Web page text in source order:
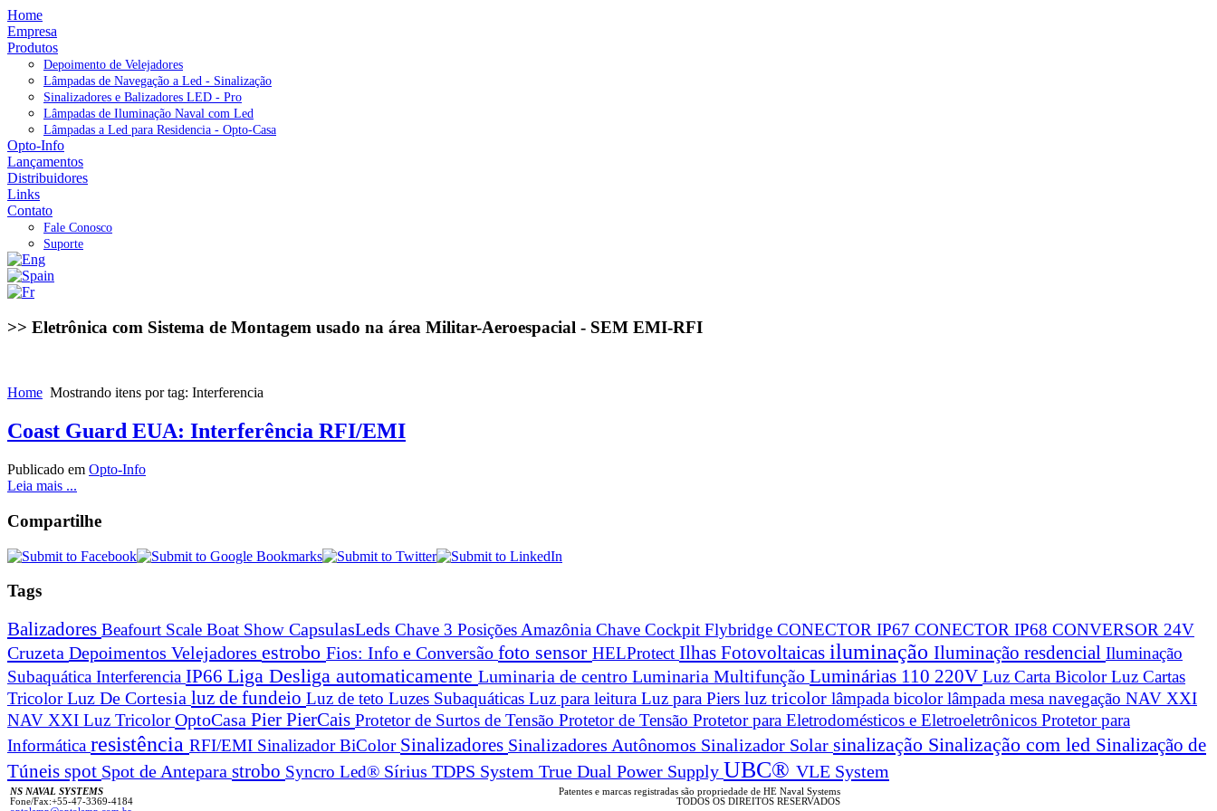
Home
Empresa
Produtos
Depoimento de Velejadores
Lâmpadas de Navegação a Led - Sinalização
Sinalizadores e Balizadores LED - Pro
Lâmpadas de Iluminação Naval com Led
Lâmpadas a Led para Residencia - Opto-Casa
Opto-Info
Lançamentos
Distribuidores
Links
Contato
Fale Conosco
Suporte
>> Eletrônica com Sistema de Montagem usado na área Militar-Aeroespacial - SEM EMI-RFI
Home Mostrando itens por tag: Interferencia
Coast Guard EUA: Interferência RFI/EMI
Publicado em Opto-Info
Leia mais ...
Compartilhe
Tags
Balizadores Beafourt Scale Boat Show CapsulasLeds Chave 3 Posições Amazônia Chave Cockpit Flybridge CONECTOR IP67 CONECTOR IP68 CONVERSOR 24V
Cruzeta Depoimentos Velejadores estrobo Fios: Info e Conversão foto sensor HELProtect Ilhas Fotovoltaicas iluminação Iluminação resdencial Iluminação
Subaquática Interferencia IP66 Liga Desliga automaticamente Luminaria de centro Luminaria Multifunção Luminárias 110 220V Luz Carta BicolorLuz Cartas
TricolorLuz De Cortesia luz de fundeio Luz de teto Luzes Subaquáticas Luz para leitura Luz para Piers luz tricolor lâmpada bicolorlâmpada mesa navegação NAV XXI
NAV XXI Luz TricolorOptoCasa Pier PierCais Protetor de Surtos de Tensão Protetor de Tensão Protetor para Eletrodomésticos e Eletroeletrônicos Protetor para
Informática resistência RFI/EMI Sinalizador BiColor Sinalizadores Sinalizadores Autônomos Sinalizador Solar sinalização Sinalização com led Sinalização de
Túneis spot Spot de Antepara strobo Syncro Led® Sírius TDPS System True Dual Power Supply UBC® VLE System
NS NAVAL SYSTEMS
Fone/Fax:+55-47-3369-4184
Patentes e marcas registradas são propriedade de HE Naval Systems
TODOS OS DIREITOS RESERVADOS